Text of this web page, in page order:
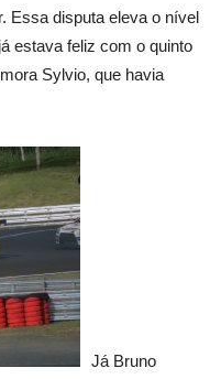
Essa disputa eleva o nível
estava feliz com o quinto
Sylvio, que havia
Já Bruno